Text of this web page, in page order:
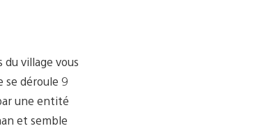
du village vous
se déroule 9
une entité
et semble